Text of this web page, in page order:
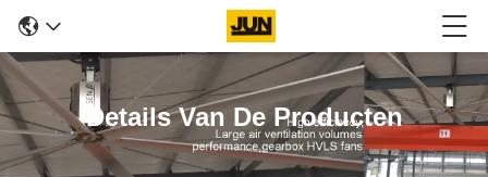
Details Van De Producten